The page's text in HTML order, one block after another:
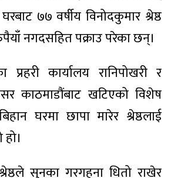
७७ वर्षीय विनोदकुमार श्रेष्ठ
नगदसहित पक्राउ परेका छन्।
प्रहरी कार्यालय रानिपोखरी र
काठमाडौंबाट खटिएको विशेष
घरमा छापा मारेर श्रेष्ठलाई
सुनका गरगहना धितो राखेर